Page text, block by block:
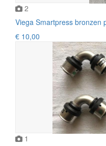
2
Viega Smartpress bronzen
€ 10,00
1